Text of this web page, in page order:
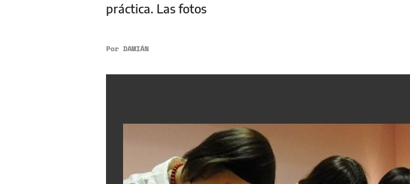
práctica. Las fotos
Por DAMIÁN